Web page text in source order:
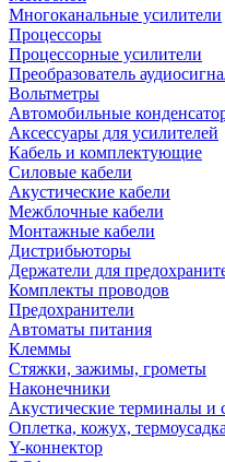
Многоканальные усилители
Процессоры
Процессорные усилители
Преобразователь
Вольтметры
Автомобильные
Аксессуары для усилителей
Кабель и комплектующие
Силовые кабели
Акустические кабели
Межблочные кабели
Монтажные кабели
Дистрибьюторы
Держатели для
Комплекты проводов
Предохранители
Автоматы питания
Клеммы
Стяжки, зажимы, грометы
Наконечники
Акустические терминалы и
Оплетка, кожух, термоусадка
Y-коннектор